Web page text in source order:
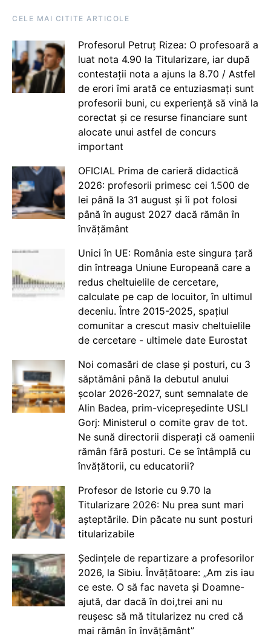
CELE MAI CITITE ARTICOLE
Profesorul Petruț Rizea: O profesoară a
luat nota 4.90 la Titularizare, iar după
contestații nota a ajuns la 8.70 / Astfel
de erori îmi arată ce entuziasmați sunt
profesorii buni, cu experiență să vină la
corectat și ce resurse financiare sunt
alocate unui astfel de concurs
important
OFICIAL Prima de carieră didactică
2026: profesorii primesc cei 1.500 de
lei până la 31 august și îi pot folosi
până în august 2027 dacă rămân în
învățământ
Unici în UE: România este singura țară
din întreaga Uniune Europeană care a
redus cheltuielile de cercetare,
calculate pe cap de locuitor, în ultimul
deceniu. Între 2015-2025, spațiul
comunitar a crescut masiv cheltuielile
de cercetare - ultimele date Eurostat
Noi comasări de clase și posturi, cu 3
săptămâni până la debutul anului
școlar 2026-2027, sunt semnalate de
Alin Badea, prim-vicepreședinte USLI
Gorj: Ministerul o comite grav de tot.
Ne sună directorii disperați că oamenii
rămân fără posturi. Ce se întâmplă cu
învățătorii, cu educatorii?
Profesor de Istorie cu 9.70 la
Titularizare 2026: Nu prea sunt mari
așteptările. Din păcate nu sunt posturi
titularizabile
Ședințele de repartizare a profesorilor
2026, la Sibiu. Învățătoare: „Am zis iau
ce este. O să fac naveta și Doamne-
ajută, dar dacă în doi,trei ani nu
reușesc să mă titularizez nu cred că
mai rămân în învățământ”